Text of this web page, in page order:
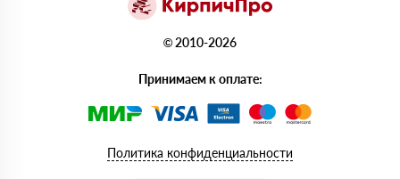
© 2010-2026
Принимаем к оплате:
Политика конфиденциальности